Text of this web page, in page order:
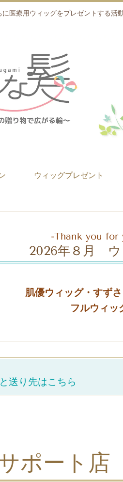
医療用ウィッグをプレゼントする活動
ウィッグプレゼント
-Thank you
2026年８月 ウ
肌優ウィッグ・すず
フルウィ
送り先はこちら
ート店